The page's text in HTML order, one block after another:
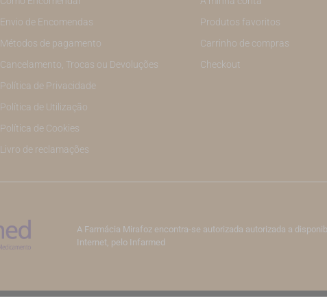
Envio de Encomendas
Métodos de pagamento
Cancelamento, Trocas ou Devoluções
Política de Privacidade
Política de Utilização
Política de Cookies
Livro de reclamações
Produtos favoritos
Carrinho de compras
Checkout
A Farmácia Mirafoz encontra-se autorizada autorizada a
Internet, pelo Infarmed